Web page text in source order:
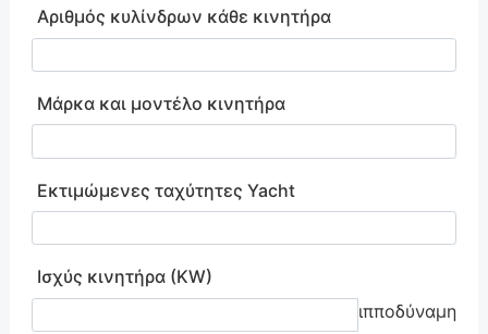
Αριθμός κυλίνδρων κάθε κινητήρα
Μάρκα και μοντέλο κινητήρα
Εκτιμώμενες ταχύτητες Yacht
Ισχύς κινητήρα (KW)
ιπποδύναμη